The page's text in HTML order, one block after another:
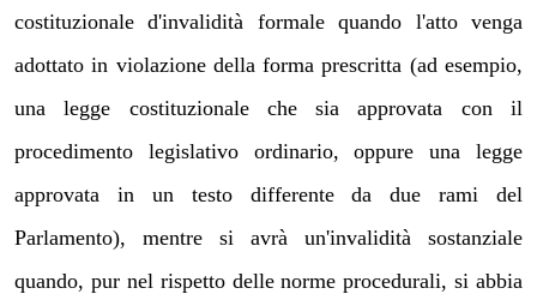
costituzionale d'invalidità formale quando l'atto venga
adottato in violazione della forma prescritta (ad esempio,
una legge costituzionale che sia approvata con il
procedimento legislativo ordinario, oppure una legge
approvata in un testo differente da due rami del
Parlamento), mentre si avrà un'invalidità sostanziale
quando, pur nel rispetto delle norme procedurali, si abbia